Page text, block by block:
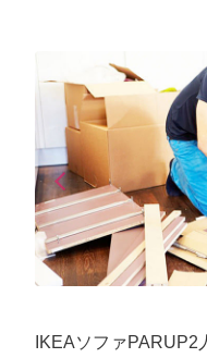
arrow_back_iosPrevious
IKEAソファPARUP2